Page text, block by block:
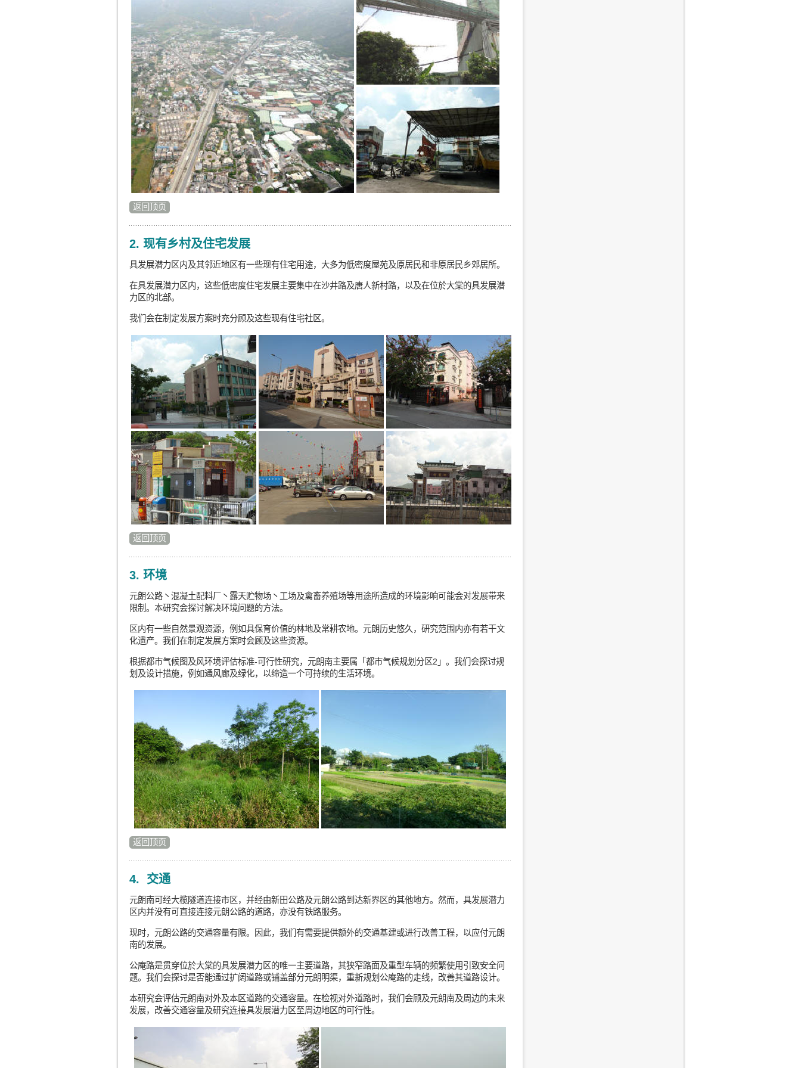
返回顶页
2. 现有乡村及住宅发展
具发展潜力区内及其邻近地区有一些现有住宅用途，大多为低密度屋苑及原居民和非原居民乡郊居所。
在具发展潜力区内，这些低密度住宅发展主要集中在沙井路及唐人新村路，以及在位於大棠的具发展潜
力区的北部。
我们会在制定发展方案时充分顾及这些现有住宅社区。
返回顶页
3. 环境
元朗公路丶混凝土配料厂丶露天贮物场丶工场及禽畜养殖场等用途所造成的环境影响可能会对发展带来
限制。本研究会探讨解决环境问题的方法。
区内有一些自然景观资源，例如具保育价值的林地及常耕农地。元朗历史悠久，研究范围内亦有若干文
化遗产。我们在制定发展方案时会顾及这些资源。
根据都市气候图及风环境评估标准-可行性研究，元朗南主要属「都市气候规划分区2」。我们会探讨规
划及设计措施，例如通风廊及绿化，以缔造一个可持续的生活环境。
返回顶页
4. 交通
元朗南可经大榄隧道连接市区，并经由新田公路及元朗公路到达新界区的其他地方。然而，具发展潜力
区内并没有可直接连接元朗公路的道路，亦没有铁路服务。
现时，元朗公路的交通容量有限。因此，我们有需要提供额外的交通基建或进行改善工程，以应付元朗
南的发展。
公庵路是贯穿位於大棠的具发展潜力区的唯一主要道路，其狭窄路面及重型车辆的频繁使用引致安全问
题。我们会探讨是否能通过扩阔道路或铺盖部分元朗明渠，重新规划公庵路的走线，改善其道路设计。
本研究会评估元朗南对外及本区道路的交通容量。在检视对外道路时，我们会顾及元朗南及周边的未来
发展，改善交通容量及研究连接具发展潜力区至周边地区的可行性。